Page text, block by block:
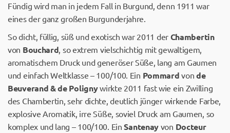
Fündig wird man in jedem Fall in Burgund, denn 1911 war
eines der ganz großen Burgunderjahre.
So dicht, füllig, süß und exotisch war 2011 der Chambertin
von Bouchard, so extrem vielschichtig mit gewaltigem,
aromatischem Druck und generöser Süße, lang am Gaumen
und einfach Weltklasse – 100/100. Ein Pommard vonde
Beuverand & de Polignywirkte 2011 fast wie ein Zwilling
des Chambertin, sehr dichte, deutlich jünger wirkende Farbe,
explosive Aromatik, irre Süße, soviel Druck am Gaumen, so
komplex und lang – 100/100. EinSantenay von Docteur